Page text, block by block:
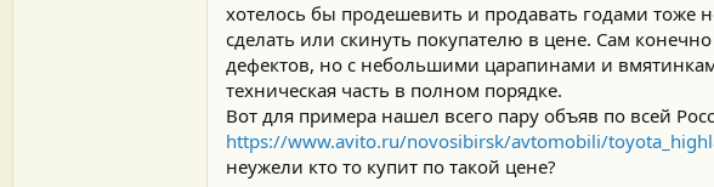
хотелось бы продешевить и продавать годами тоже
сделать или скинуть покупателю в цене. Сам
дефектов, но с небольшими царапинами и
техническая часть в полном порядке.
Вот для примера нашел всего пару объяв по всей
https://www.avito.ru/novosibirsk/avtomobili/
неужели кто то купит по такой цене?